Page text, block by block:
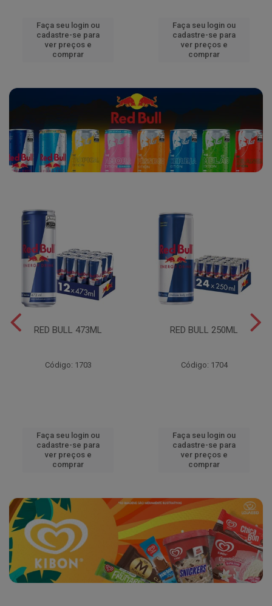
Faça seu login ou
cadastre-se para
ver preços e
comprar
Faça seu login ou
cadastre-se para
ver preços e
comprar
RED BULL 473ML
Código: 1703
Faça seu login ou
cadastre-se para
ver preços e
comprar
RED BULL 250ML
Código: 1704
Faça seu login ou
cadastre-se para
ver preços e
comprar